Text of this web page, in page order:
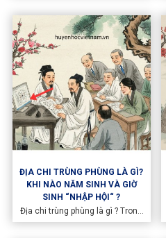
chủ về sự may mắn, nhan sắc và
những nhân duyên tốt đẹp.
ĐỊA CHI TRÙNG PHÙNG LÀ GÌ?
KHI NÀO NĂM SINH VÀ GIỜ
SINH “NHẬP HỘI“ ?
Địa chi trùng phùng là gì ? Trong
Tử Vi Đẩu Số, năm sinh và giờ